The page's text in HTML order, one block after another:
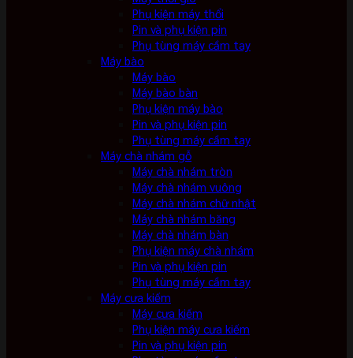
Phụ kiện máy thổi
Pin và phụ kiện pin
Phụ tùng máy cầm tay
Máy bào
Máy bào
Máy bào bàn
Phụ kiện máy bào
Pin và phụ kiện pin
Phụ tùng máy cầm tay
Máy chà nhám gỗ
Máy chà nhám tròn
Máy chà nhám vuông
Máy chà nhám chữ nhật
Máy chà nhám băng
Máy chà nhám bàn
Phụ kiện máy chà nhám
Pin và phụ kiện pin
Phụ tùng máy cầm tay
Máy cưa kiếm
Máy cưa kiếm
Phụ kiện máy cưa kiếm
Pin và phụ kiện pin